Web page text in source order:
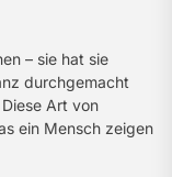
– sie hat sie
durchgemacht
Art von
ein Mensch zeigen